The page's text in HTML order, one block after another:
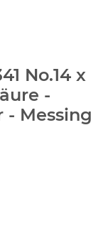
No.14 x
-
- Messing